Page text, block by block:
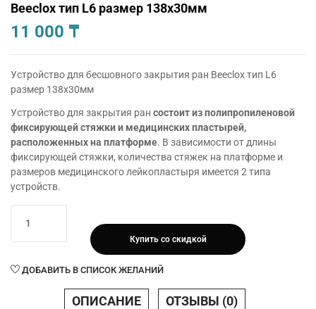
Beeclox тип L6 размер 138х30мм
11 000 ₸
Устройство для бесшовного закрытия ран Beeclox тип L6
размер 138х30мм
Устройство для закрытия ран состоит из полипропиленовой
фиксирующей стяжки и медицинских пластырей,
расположенных на платформе. В зависимости от длины
фиксирующей стяжки, количества стяжек на платформе и
размеров медицинского лейкопластыря имеется 2 типа
устройств.
товара
Устройство
бесшовного
Купить со скидкой
ДОБАВИТЬ В СПИСОК ЖЕЛАНИЙ
ОПИСАНИЕ ОТЗЫВЫ (0)